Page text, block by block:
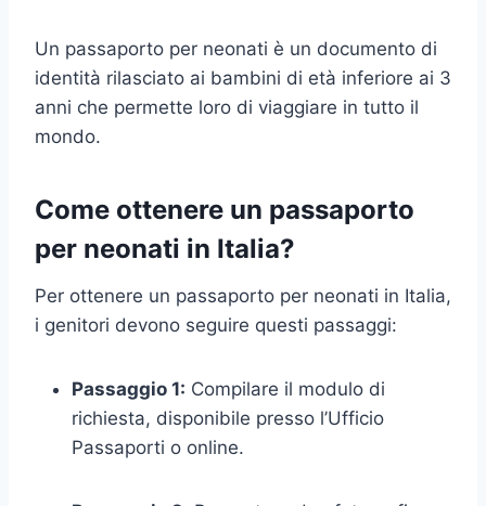
Un passaporto per neonati è un documento di
identità rilasciato ai bambini di età inferiore ai 3
anni che permette loro di viaggiare in tutto il
mondo.
Come ottenere un passaporto
per neonati in Italia?
Per ottenere un passaporto per neonati in Italia,
i genitori devono seguire questi passaggi:
Passaggio 1: Compilare il modulo di
richiesta, disponibile presso l’Ufficio
Passaporti o online.